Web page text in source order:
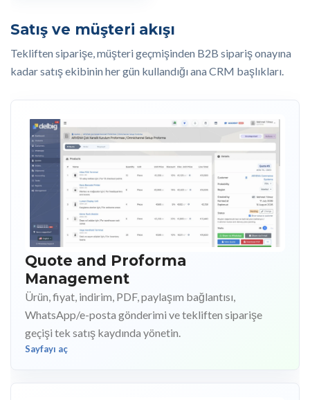
Satış ve müşteri akışı
Tekliften siparişe, müşteri geçmişinden B2B sipariş onayına
kadar satış ekibinin her gün kullandığı ana CRM başlıkları.
Quote and Proforma
Management
Ürün, fiyat, indirim, PDF, paylaşım bağlantısı,
WhatsApp/e-posta gönderimi ve tekliften siparişe
geçişi tek satış kaydında yönetin.
Sayfayı aç